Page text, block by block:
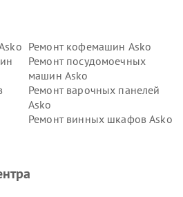
Ремонт кофемашин Asko
Ремонт посудомоечных
машин Asko
Ремонт варочных панелей
Asko
Ремонт винных шкафов Asko
Ремонт промышленных